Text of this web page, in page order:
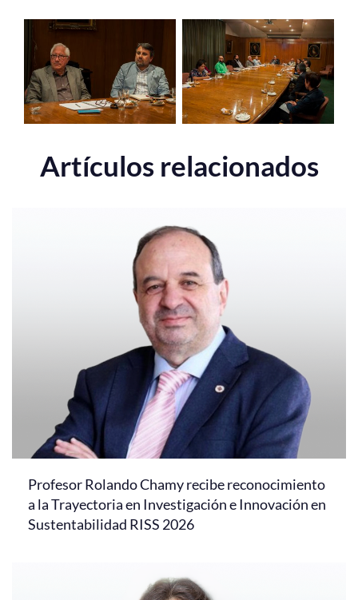
Artículos relacionados
Profesor Rolando Chamy recibe reconocimiento
a la Trayectoria en Investigación e Innovación en
Sustentabilidad RISS 2026